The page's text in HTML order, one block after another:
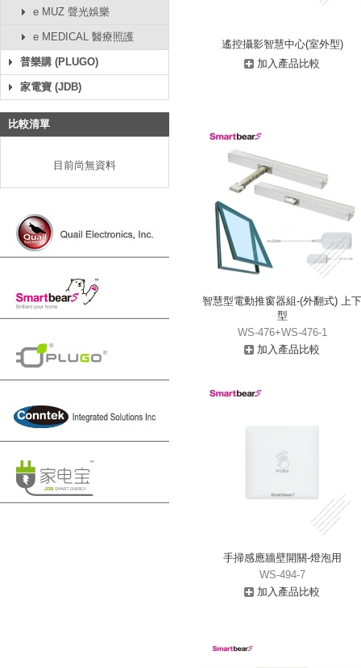
e MUZ 聲光娛樂
e MEDICAL 醫療照護
普樂購 (PLUGO)
家電寶 (JDB)
比較清單
目前尚無資料
遙控攝影智慧中心(室外型)
加入產品比較
智慧型電動推窗器組-(外翻式) 上下
型
WS-476+WS-476-1
加入產品比較
手掃感應牆壁開關-燈泡用
WS-494-7
加入產品比較